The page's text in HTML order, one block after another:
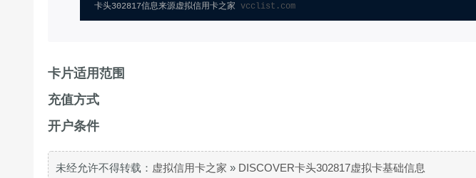
卡头302817信息来源虚拟信用卡之家 vcclist.com
卡片适用范围
充值方式
开户条件
未经允许不得转载： 虚拟信用卡之家 » DISCOVER卡头302817虚拟卡基础信息